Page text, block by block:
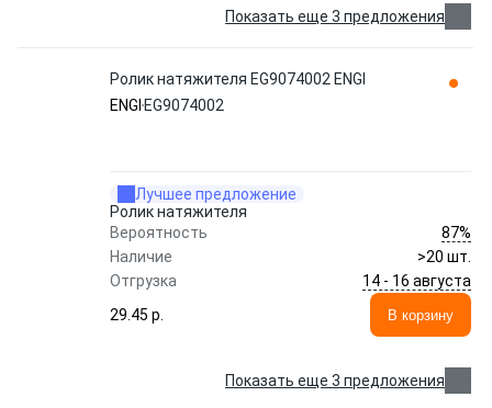
Показать еще 3 предложения
Ролик натяжителя EG9074002 ENGI
ENGI EG9074002
Лучшее предложение
Ролик натяжителя
Вероятность
87%
Наличие
>20 шт.
Отгрузка
14 - 16 августа
29.45 p.
В корзину
Показать еще 3 предложения